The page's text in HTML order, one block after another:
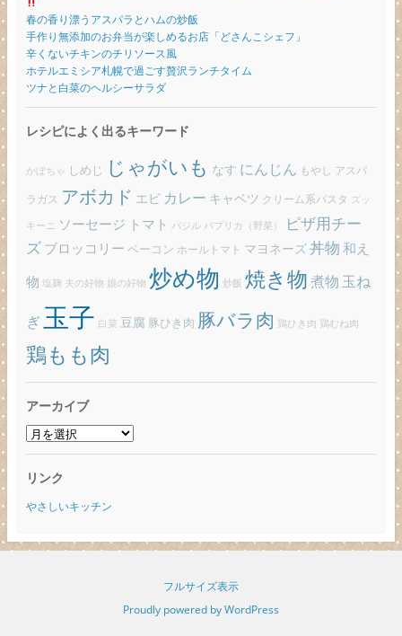
春の香り漂うアスパラとハムの炒飯
手作り無添加のお弁当が楽しめるお店「どさんこシェフ」
辛くないチキンのチリソース風
ホテルエミシア札幌で過ごす贅沢ランチタイム
ツナと白菜のヘルシーサラダ
レシピによく出るキーワード
かぼちゃ しめじ じゃがいも なす にんじん もやし アスパ
ラガス アボカド エビ カレー キャベツ クリーム系パスタ ズッ
キーニ ソーセージ トマト バジル パプリカ（野菜）
ピザ用チー
ズ ブロッコリー ベーコン ホールトマト マヨネーズ丼物 和え
物 塩麹 夫の好物 娘の好物 炒め物 炒飯 焼き物煮物 玉ね
ぎ玉子 白菜 豆腐 豚ひき肉 豚バラ肉 鶏ひき肉 鶏むね肉
鶏もも肉
アーカイブ
ア
イ
ブ
リンク
やさしいキッチン
フルサイズ表示
Proudly powered by WordPress